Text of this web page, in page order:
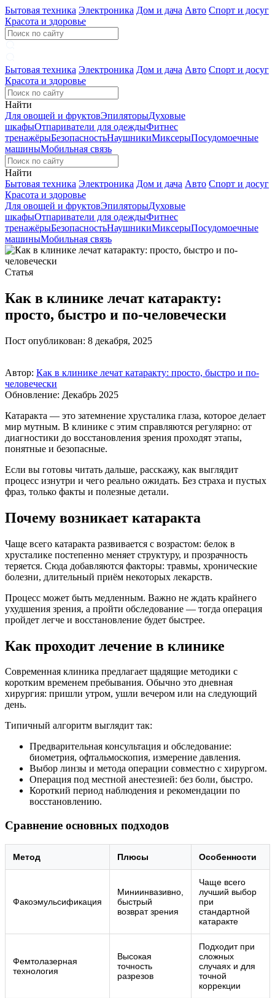
Бытовая техника Электроника Дом и дача Авто Спорт и досуг
Красота и здоровье
Бытовая техника Электроника Дом и дача Авто Спорт и досуг
Красота и здоровье
Найти
Для овощей и фруктовЭпиляторыДуховые
шкафыОтпариватели для одеждыФитнес
тренажёрыБезопасностьНаушникиМиксерыПосудомоечные
машиныМобильная связь
Найти
Бытовая техника Электроника Дом и дача Авто Спорт и досуг
Красота и здоровье
Для овощей и фруктовЭпиляторыДуховые
шкафыОтпариватели для одеждыФитнес
тренажёрыБезопасностьНаушникиМиксерыПосудомоечные
машиныМобильная связь
Статья
Как в клинике лечат катаракту:
просто, быстро и по-человечески
Пост опубликован: 8 декабря, 2025
Автор: Как в клинике лечат катаракту: просто, быстро и по-
человечески
Обновление: Декабрь 2025
Катаракта — это затемнение хрусталика глаза, которое делает
мир мутным. В клинике с этим справляются регулярно: от
диагностики до восстановления зрения проходят этапы,
понятные и безопасные.
Если вы готовы читать дальше, расскажу, как выглядит
процесс изнутри и чего реально ожидать. Без страха и пустых
фраз, только факты и полезные детали.
Почему возникает катаракта
Чаще всего катаракта развивается с возрастом: белок в
хрусталике постепенно меняет структуру, и прозрачность
теряется. Сюда добавляются факторы: травмы, хронические
болезни, длительный приём некоторых лекарств.
Процесс может быть медленным. Важно не ждать крайнего
ухудшения зрения, а пройти обследование — тогда операция
пройдет легче и восстановление будет быстрее.
Как проходит лечение в клинике
Современная клиника предлагает щадящие методики с
коротким временем пребывания. Обычно это дневная
хирургия: пришли утром, ушли вечером или на следующий
день.
Типичный алгоритм выглядит так:
Предварительная консультация и обследование:
биометрия, офтальмоскопия, измерение давления.
Выбор линзы и метода операции совместно с хирургом.
Операция под местной анестезией: без боли, быстро.
Короткий период наблюдения и рекомендации по
восстановлению.
Сравнение основных подходов
Метод Плюсы Особенности
Факоэмульсификация
Миниинвазивно,
быстрый
возврат зрения
Чаще всего
лучший выбор
при
стандартной
катаракте
Фемтолазерная
технология
Высокая
точность
разрезов
Подходит при
сложных
случаях и для
точной
коррекции